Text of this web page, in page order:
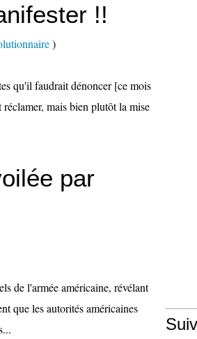
!!
)
qu'il faudrait dénoncer [ce mois
mais bien plutôt la mise
par
de l'armée américaine, révélant
que les autorités américaines